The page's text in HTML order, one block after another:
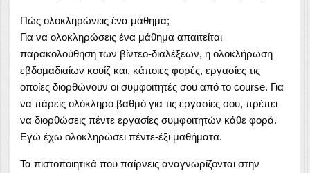
Πώς ολοκληρώνεις ένα μάθημα;
Για να ολοκληρώσεις ένα μάθημα απαιτείται
παρακολούθηση των βίντεο-διαλέξεων, η ολοκλήρωση
εβδομαδιαίων κουίζ και, κάποιες φορές, εργασίες τις
οποίες διορθώνουν οι συμφοιτητές σου από το course. Για
να πάρεις ολόκληρο βαθμό για τις εργασίες σου, πρέπει
να διορθώσεις πέντε εργασίες συμφοιτητών κάθε φορά.
Εγώ έχω ολοκληρώσει πέντε-έξι μαθήματα.
Τα πιστοποιητικά που παίρνεις αναγνωρίζονται στην